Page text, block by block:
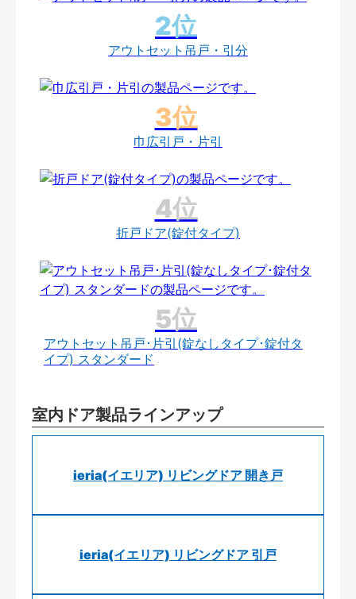
アウトセット吊戸・引分
巾広引戸・片引
折戸ドア(錠付タイプ)
アウトセット吊戸･片引(錠なしタイプ･錠付タ
イプ) スタンダード
室内ドア製品ラインアップ
ieria(イエリア) リビングドア 開き戸
ieria(イエリア) リビングドア 引戸